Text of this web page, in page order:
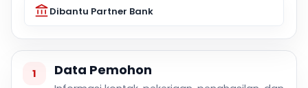
Dibantu Partner Bank
1 Data Pemohon